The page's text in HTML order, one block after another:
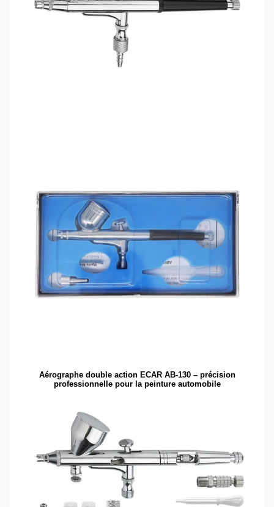
Aérographe double action ECAR AB-130 – précision
professionnelle pour la peinture automobile